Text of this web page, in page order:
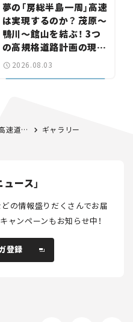
夢の「房総半島一周」高速
は実現するのか？ 茂原～
鴨川～館山を結ぶ！ 3つ
の高規格道路計画の現
状。「館山鴨川道路」で検
2026.08.03
ス」で豪華景品をゲット！ ギャラリー
ース」
の情報盛りだくさんでお届
ャンペーンもお知らせ中！
登録